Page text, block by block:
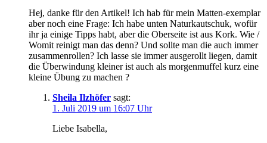
Hej, danke für den Artikel! Ich hab für mein Matten-exemplar
aber noch eine Frage: Ich habe unten Naturkautschuk, wofür
ihr ja einige Tipps habt, aber die Oberseite ist aus Kork. Wie /
Womit reinigt man das denn? Und sollte man die auch immer
zusammenrollen? Ich lasse sie immer ausgerollt liegen, damit
die Überwindung kleiner ist auch als morgenmuffel kurz eine
kleine Übung zu machen ?
Sheila Ilzhöfer sagt:
1. Juli 2019 um 16:07 Uhr
Liebe Isabella,